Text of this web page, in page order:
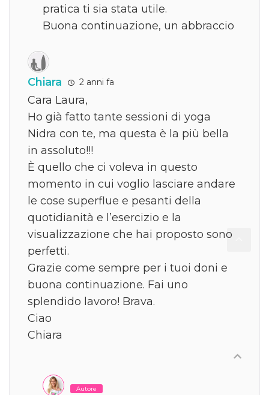
pratica ti sia stata utile.
Buona continuazione, un abbraccio
Chiara 2 anni fa
Cara Laura,
Ho già fatto tante sessioni di yoga
Nidra con te, ma questa è la più bella
in assoluto!!!
È quello che ci voleva in questo
momento in cui voglio lasciare andare
le cose superflue e pesanti della
quotidianità e l’esercizio e la
visualizzazione che hai proposto sono
perfetti.
Grazie come sempre per i tuoi doni e
buona continuazione. Fai uno
splendido lavoro! Brava.
Ciao
Chiara
Autore